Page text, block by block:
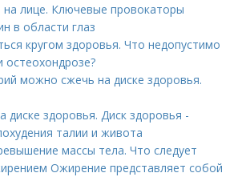
на лице. Ключевые провокаторы
в области глаз
кругом здоровья. Что недопустимо
остеохондрозе?
можно сжечь на диске здоровья.
диске здоровья. Диск здоровья -
талии и живота
массы тела. Что следует
Ожирение представляет собой